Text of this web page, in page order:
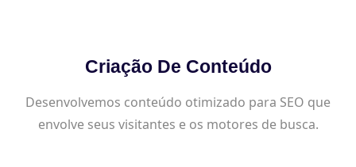
Criação De Conteúdo
Desenvolvemos conteúdo otimizado para SEO que
envolve seus visitantes e os motores de busca.